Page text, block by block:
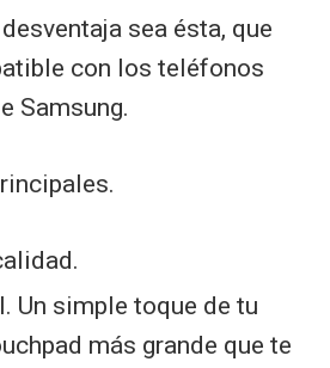
sea ésta, que
con los teléfonos
Samsung.
Un simple toque de tu
más grande que te